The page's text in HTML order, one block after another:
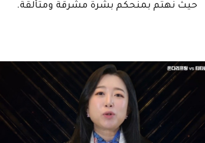
حيث نهتم بمنحكم بشرة مشرقة ومتألقة.